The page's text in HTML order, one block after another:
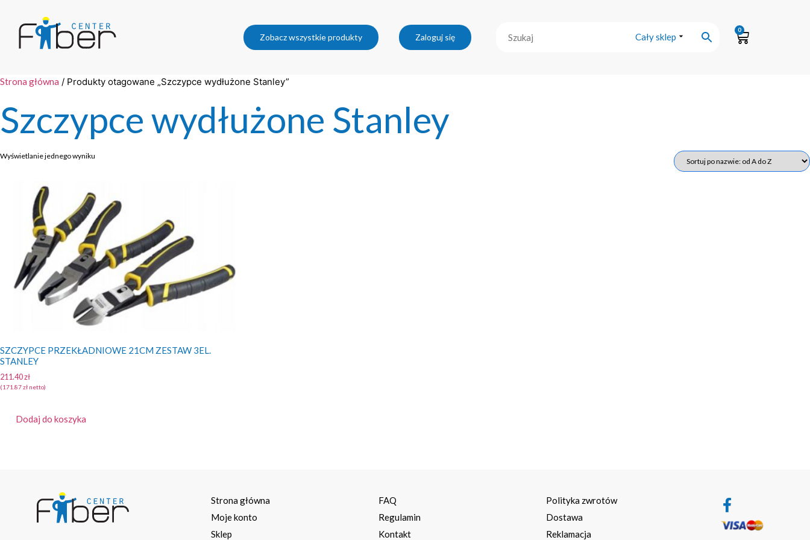
Zobacz wszystkie produkty Zaloguj się Cały sklep
0
Strona główna / Produkty otagowane „Szczypce wydłużone Stanley”
Szczypce wydłużone Stanley
Wyświetlanie jednego wyniku
SZCZYPCE PRZEKŁADNIOWE 21CM ZESTAW 3EL.
STANLEY
211.40zł
(171.87zł netto)
Dodaj do koszyka
Strona główna
Moje konto
Sklep
FAQ
Regulamin
Kontakt
Polityka zwrotów
Dostawa
Reklamacja